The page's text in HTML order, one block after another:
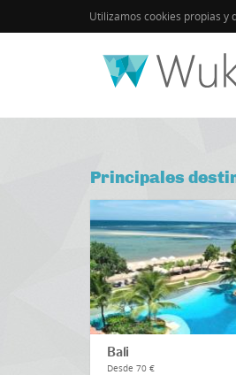
Utilizamos cookies propias y
Principales
Bali
Desde 70 €